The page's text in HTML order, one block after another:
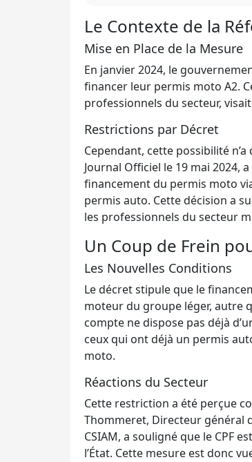
Le Contexte de la
Mise en Place de la Mesure
En janvier 2024, le
financer leur permis moto A2.
professionnels du secteur,
Restrictions par Décret
Cependant, cette possibilité
Journal Officiel le 19 mai 2024,
financement du permis moto
permis auto. Cette décision a
les professionnels du secteur
Un Coup de Frein
Les Nouvelles Conditions
Le décret stipule que le
moteur du groupe léger, autre
compte ne dispose pas déjà
ceux qui ont déjà un permis
moto.
Réactions du Secteur
Cette restriction a été perçue
Thommeret, Directeur général
CSIAM, a souligné que le CPF
l’État. Cette mesure est donc